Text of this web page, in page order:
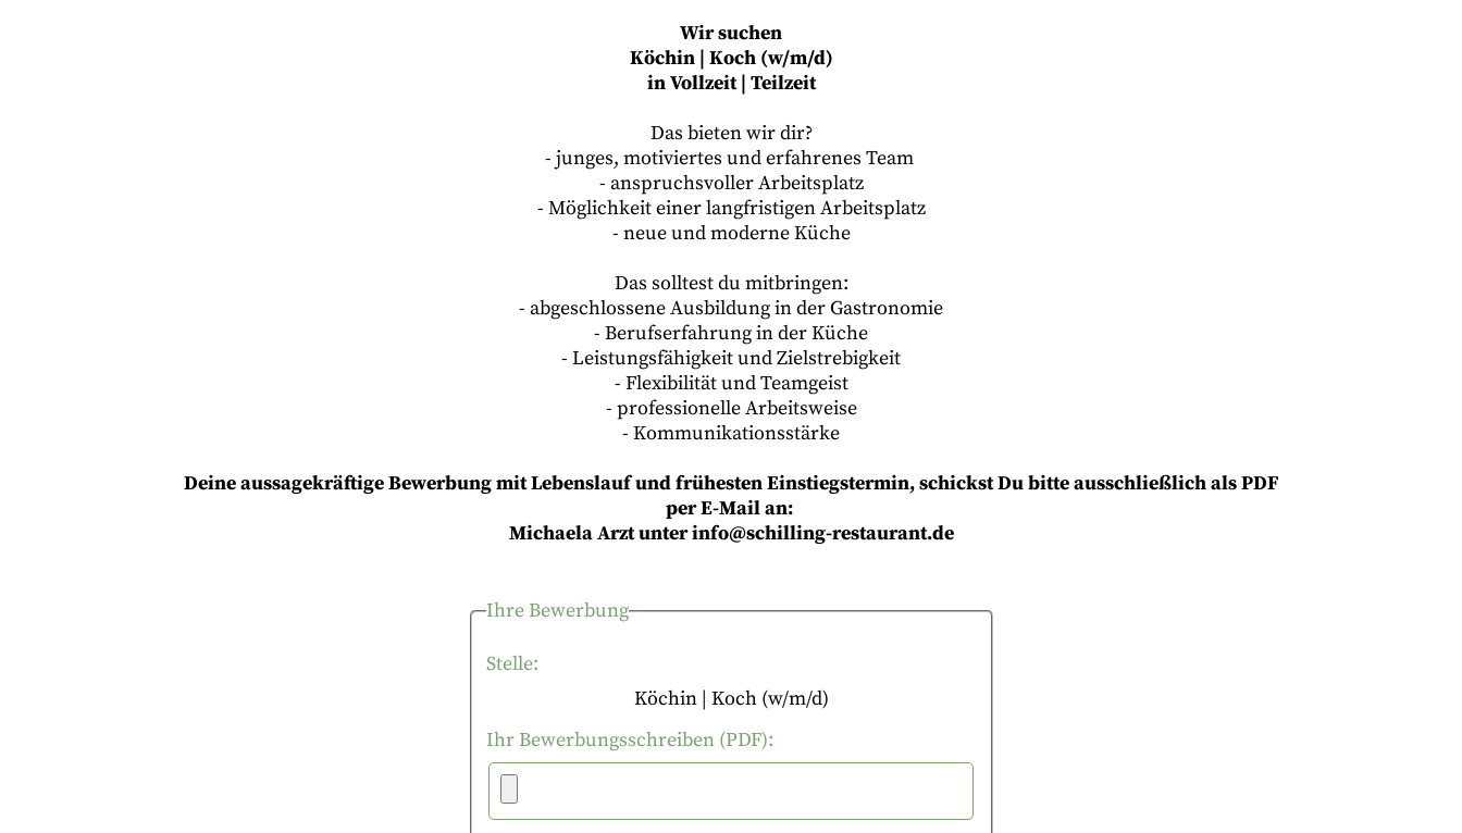
Wir suchen
Köchin | Koch (w/m/d)
in Vollzeit | Teilzeit
Das bieten wir dir?
- junges, motiviertes und erfahrenes Team
- anspruchsvoller Arbeitsplatz
- Möglichkeit einer langfristigen Arbeitsplatz
- neue und moderne Küche
Das solltest du mitbringen:
- abgeschlossene Ausbildung in der Gastronomie
- Berufserfahrung in der Küche
- Leistungsfähigkeit und Zielstrebigkeit
- Flexibilität und Teamgeist
- professionelle Arbeitsweise
- Kommunikationsstärke
Deine aussagekräftige Bewerbung mit Lebenslauf und frühesten Einstiegstermin, schickst Du bitte ausschließlich als PDF
per E-Mail an:
Michaela Arzt unter info@schilling-restaurant.de
Ihre Bewerbung
Stelle:
Köchin | Koch (w/m/d)
Ihr Bewerbungsschreiben (PDF):